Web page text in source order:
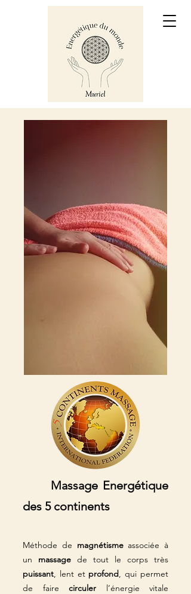
Massage Energétique
des 5 continents
Méthode de magnétisme associée à
un massage de tout le corps très
puissant, lent et profond, qui permet
de faire circuler l’énergie vitale